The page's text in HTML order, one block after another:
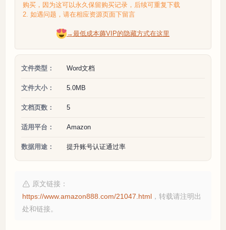
购买，因为这可以永久保留购买记录，后续可重复下载
2. 如遇问题，请在相应资源页面下留言
→最低成本薅VIP的隐藏方式在这里
文件类型： Word文档
文件大小： 5.0MB
文档页数： 5
适用平台： Amazon
数据用途： 提升账号认证通过率
原文链接：
https://www.amazon888.com/21047.html ，转载请注明出
处和链接。